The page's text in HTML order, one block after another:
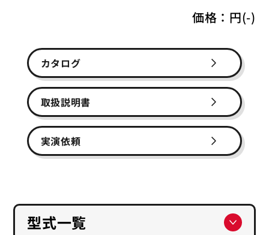
価格： 円(-)
カタログ
取扱説明書
実演依頼
型式一覧